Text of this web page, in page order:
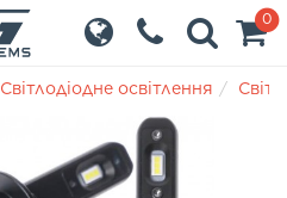
0
Світлодіодне освітлення